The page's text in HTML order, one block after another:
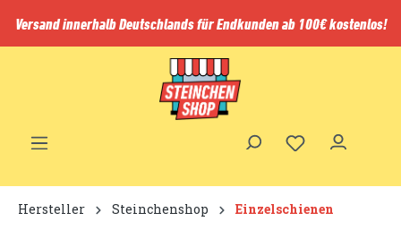
springen
Versand innerhalb Deutschlands für Endkunden ab 100€ kostenlos!
Hersteller Steinchenshop Einzelschienen